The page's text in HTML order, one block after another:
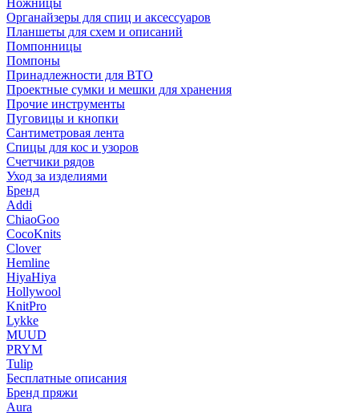
Ножницы
Органайзеры для спиц и аксессуаров
Планшеты для схем и описаний
Помпонницы
Помпоны
Принадлежности для ВТО
Проектные сумки и мешки для хранения
Прочие инструменты
Пуговицы и кнопки
Сантиметровая лента
Спицы для кос и узоров
Счетчики рядов
Уход за изделиями
Бренд
Addi
ChiaoGoo
CocoKnits
Clover
Hemline
HiyaHiya
Hollywool
KnitPro
Lykke
MUUD
PRYM
Tulip
Бесплатные описания
Бренд пряжи
Aura